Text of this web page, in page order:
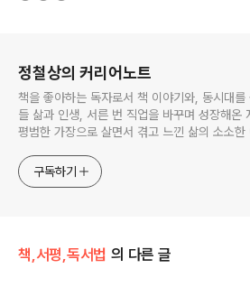
정철상의 커리어노트
책을 좋아하는 독자로서 책 이야기와, 동시대를
들 삶과 인생, 서른 번 직업을 바꾸며 성장해온
평범한 가장으로 살면서 겪고 느낀 삶의 소소한
고픈 커리어코치, 유튜브: 정교수의 인생수업
구독하기
책,서평,독서법 의 다른 글